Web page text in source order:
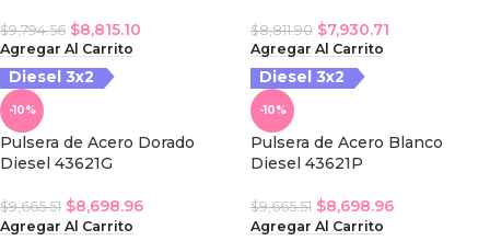
$9,794.56 $8,815.10
Agregar Al Carrito
$8,811.90 $7,930.71
Agregar Al Carrito
Diesel 3x2
-10%
Pulsera de Acero Dorado
Diesel 43621G
$9,665.51 $8,698.96
Agregar Al Carrito
Diesel 3x2
3x2
-10%
Pulsera de Acero Blanco
Diesel 43621P
$9,665.51 $8,698.96
Agregar Al Carrito